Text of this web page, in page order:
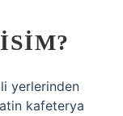
yerlerinden
kafeterya